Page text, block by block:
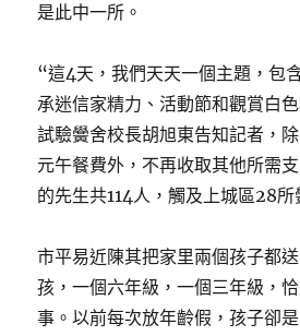
是此中一所。
“這4天，我們天天一個主題，包
承迷信家精力、活動節和觀賞白
試驗黌舍校長胡旭東告知記者，
元午餐費外，不再收取其他所需
的先生共114人，觸及上城區28所
市平易近陳其把家里兩個孩子都
孩，一個六年級，一個三年級，
事。以前每次放年齡假，孩子卻